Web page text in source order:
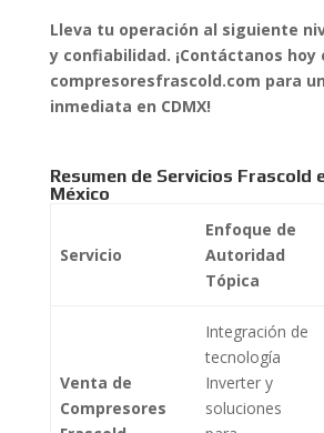
Lleva tu operación al siguiente
y confiabilidad. ¡Contáctanos hoy
compresoresfrascold.com para
inmediata en CDMX!
Resumen de Servicios Frascold
México
Servicio
Enfoque de
Autoridad
Tópica
Venta de
Compresores
Integración de
tecnología
Inverter y
soluciones